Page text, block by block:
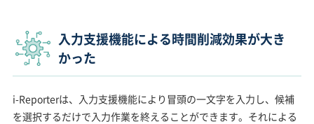
入力支援機能による時間削減効果が大き
かった
i-Reporterは、入力支援機能により冒頭の一文字を入力し、候補
を選択するだけで入力作業を終えることができます。それによる